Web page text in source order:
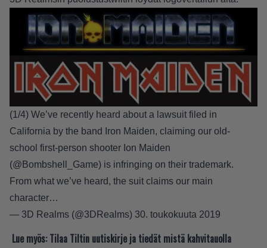
(1/4) We’ve recently heard about a lawsuit filed in
California by the band Iron Maiden, claiming our old-
school first-person shooter Ion Maiden
(@Bombshell_Game) is infringing on their trademark.
From what we’ve heard, the suit claims our main
character…
— 3D Realms (@3DRealms) 30. toukokuuta 2019
Lue myös: Tilaa Tiltin uutiskirje ja tiedät mistä kahvitauolla